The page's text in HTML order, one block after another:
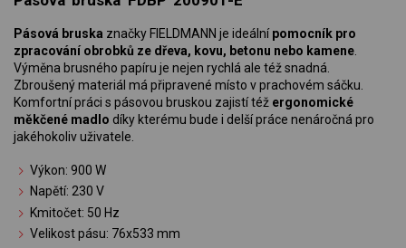
Pásová bruska značky FIELDMANN je ideálnípomocník pro
zpracování obrobků ze dřeva, kovu, betonu nebo kamene
Výměna brusného papíru je nejen rychlá ale též snadná.
Zbroušený materiál má připravené místo v prachovém sáčku.
Komfortní práci s pásovou bruskou zajistí též ergonomické
měkčené madlo díky kterému bude i delší práce nenáročná pro
jakéhokoliv uživatele.
Výkon: 900 W
Napětí: 230 V
Kmitočet: 50 Hz
Velikost pásu: 76x533 mm